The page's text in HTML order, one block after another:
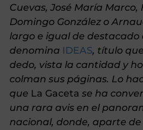
Cuevas, José María Marco,
Domingo González o
largo e igual de
denomina IDEAS, título
dedo, vista la cantidad y
colman sus páginas. Lo
que La Gaceta se ha
una rara avis en el
nacional, donde, aparte